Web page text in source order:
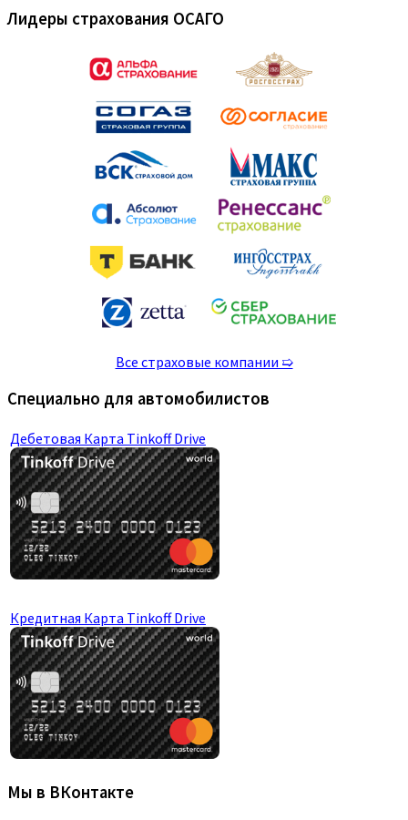
Лидеры страхования ОСАГО
Все страховые компании ➯
Специально для автомобилистов
Дебетовая Карта Tinkoff Drive
Кредитная Карта Tinkoff Drive
Мы в ВКонтакте